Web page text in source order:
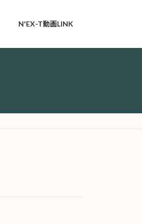
N'EX-T動画LINK